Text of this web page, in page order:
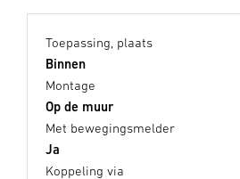
Toepassing, plaats
Binnen
Montage
Op de muur
Met bewegingsmelder
Ja
Koppeling via